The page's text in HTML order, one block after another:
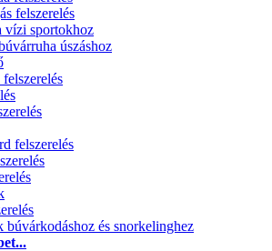
felszerelés
vízi sportokhoz
úszáshoz
felszerelés
búvárkodáshoz és snorkelinghez